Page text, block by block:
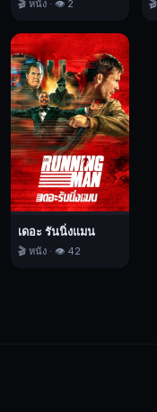
ของดี
เอ็น
เอ
มนุษย์
และ
ดีเอ็นเอ
จาก
สิ่ง
ชีวิต
ดาว
🎬 หนัง · 👁️ 2
เดอะ รันนิ่งแมน
🎬 หนัง · 👁️ 42